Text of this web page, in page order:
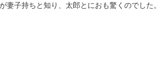
妻子持ちと知り、太郎とにおも驚くのでした。